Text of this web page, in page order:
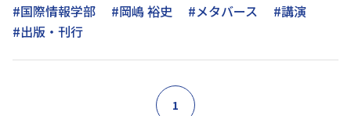
#国際情報学部
#岡嶋 裕史 #メタバース
#講演
#出版・刊行
1